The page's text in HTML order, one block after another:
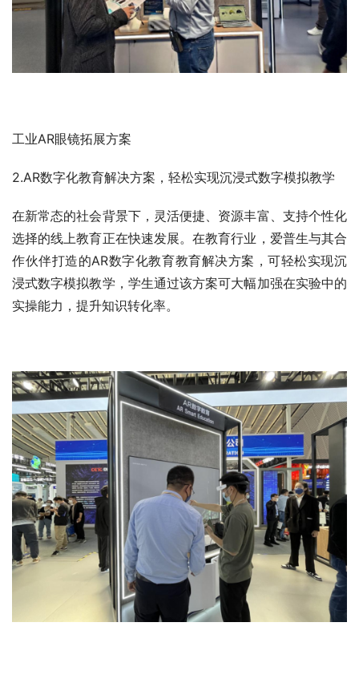
工业AR眼镜拓展方案
2.AR数字化教育解决方案，轻松实现沉浸式数字模拟教学
在新常态的社会背景下，灵活便捷、资源丰富、支持个性化
选择的线上教育正在快速发展。在教育行业，爱普生与其合
作伙伴打造的AR数字化教育教育解决方案，可轻松实现沉
浸式数字模拟教学，学生通过该方案可大幅加强在实验中的
实操能力，提升知识转化率。